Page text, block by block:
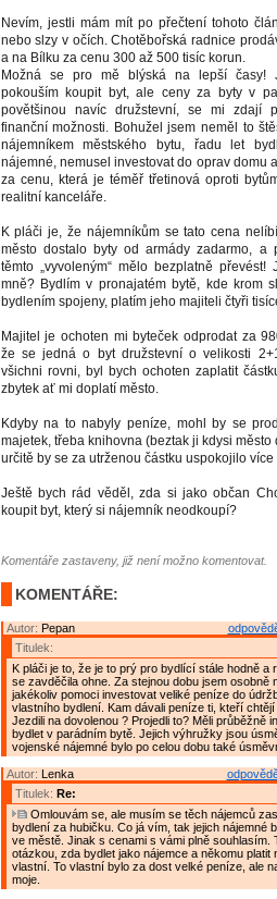
Nevím, jestli mám mít po přečtení tohoto
nebo slzy v očích. Chotěbořská radnice
a na Bílku za cenu 300 až 500 tisíc korun.
Možná se pro mě blýská na lepší časy!
pokouším koupit byt, ale ceny za byty v
povětšinou navíc družstevní, se mi zdají
finanční možnosti. Bohužel jsem neměl to
nájemníkem městského bytu, řadu let
nájemné, nemusel investovat do oprav domu
za cenu, která je téměř třetinová oproti
realitní kanceláře.
K pláči je, že nájemníkům se tato cena
město dostalo byty od armády zadarmo, a
těmto „vyvoleným“ mělo bezplatně převést!
mně? Bydlím v pronajatém bytě, kde krom
bydlením spojeny, platím jeho majiteli čtyři
Majitel je ochoten mi byteček odprodat za
že se jedná o byt družstevní o velikosti
všichni rovni, byl bych ochoten zaplatit
zbytek ať mi doplatí město.
Kdyby na to nabyly peníze, mohl by se
majetek, třeba knihovna (beztak ji kdysi
určitě by se za utrženou částku uspokojilo více
Ještě bych rád věděl, zda si jako občan
koupit byt, který si nájemník neodkoupí?
Komentáře zastaveny, již není možno komentovat.
KOMENTÁŘE:
Autor: Pepan
Titulek:
K pláči je to, že je to prý pro bydlící stále hodně a
se zavděčila ohne. Za stejnou dobu jsem osobně
jakékoliv pomoci investovat veliké peníze do
vlastního bydlení. Kam dávali peníze ti, kteří
Jezdili na dovolenou ? Projedli to? Měli průběžně
bydlet v parádním bytě. Jejich výhružky jsou
vojenské nájemné bylo po celou dobu také
Autor: Lenka
Titulek: Re:
Omlouvám se, ale musím se těch nájemců
bydlení za hubičku. Co já vím, tak jejich nájemné
ve městě. Jinak s cenami s vámi plně souhlasím.
otázkou, zda bydlet jako nájemce a někomu platit
vlastní. To vlastní bylo za dost velké peníze, ale
moje.